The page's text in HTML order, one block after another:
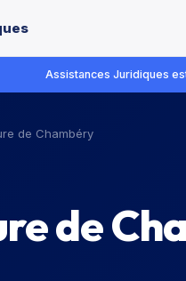
Assistances Juridiques
de Chambéry
de